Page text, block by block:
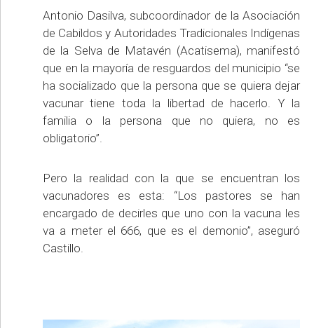
Antonio Dasilva, subcoordinador de la Asociación
de Cabildos y Autoridades Tradicionales Indígenas
de la Selva de Matavén (Acatisema), manifestó
que en la mayoría de resguardos del municipio “se
ha socializado que la persona que se quiera dejar
vacunar tiene toda la libertad de hacerlo. Y la
familia o la persona que no quiera, no es
obligatorio”.
Pero la realidad con la que se encuentran los
vacunadores es esta: “Los pastores se han
encargado de decirles que uno con la vacuna les
va a meter el 666, que es el demonio”, aseguró
Castillo.